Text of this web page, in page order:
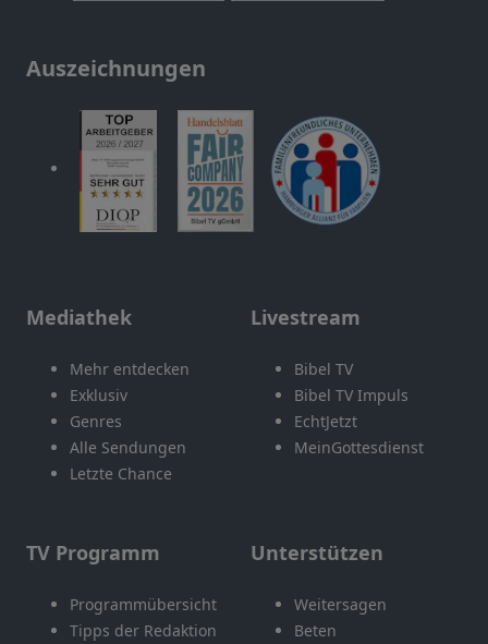
Auszeichnungen
Mediathek
Mehr entdecken
Exklusiv
Genres
Alle Sendungen
Letzte Chance
Livestream
Bibel TV
Bibel TV Impuls
EchtJetzt
MeinGottesdienst
TV Programm
Programmübersicht
Tipps der Redaktion
Unterstützen
Weitersagen
Beten